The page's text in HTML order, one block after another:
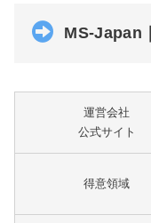
MS-Japan
運営会社
公式サイト
得意領域